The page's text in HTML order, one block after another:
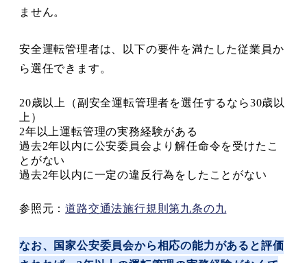
ません。
安全運転管理者は、以下の要件を満たした従業員か
ら選任できます。
20歳以上（副安全運転管理者を選任するなら30歳以
上）
2年以上運転管理の実務経験がある
過去2年以内に公安委員会より解任命令を受けたこ
とがない
過去2年以内に一定の違反行為をしたことがない
参照元：道路交通法施行規則第九条の九
なお、国家公安委員会から相応の能力があると評価